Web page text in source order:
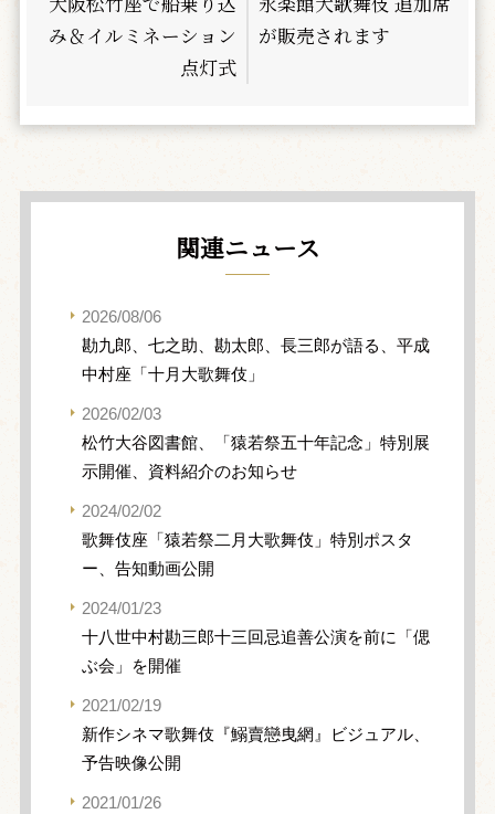
み＆イルミネーション
点灯式
が販売されます
関連ニュース
2026/08/06
勘九郎、七之助、勘太郎、長三郎が語る、平成
中村座「十月大歌舞伎」
2026/02/03
松竹大谷図書館、「猿若祭五十年記念」特別展
示開催、資料紹介のお知らせ
2024/02/02
歌舞伎座「猿若祭二月大歌舞伎」特別ポスタ
ー、告知動画公開
2024/01/23
十八世中村勘三郎十三回忌追善公演を前に「偲
ぶ会」を開催
2021/02/19
新作シネマ歌舞伎『鰯賣戀曳網』ビジュアル、
予告映像公開
2021/01/26